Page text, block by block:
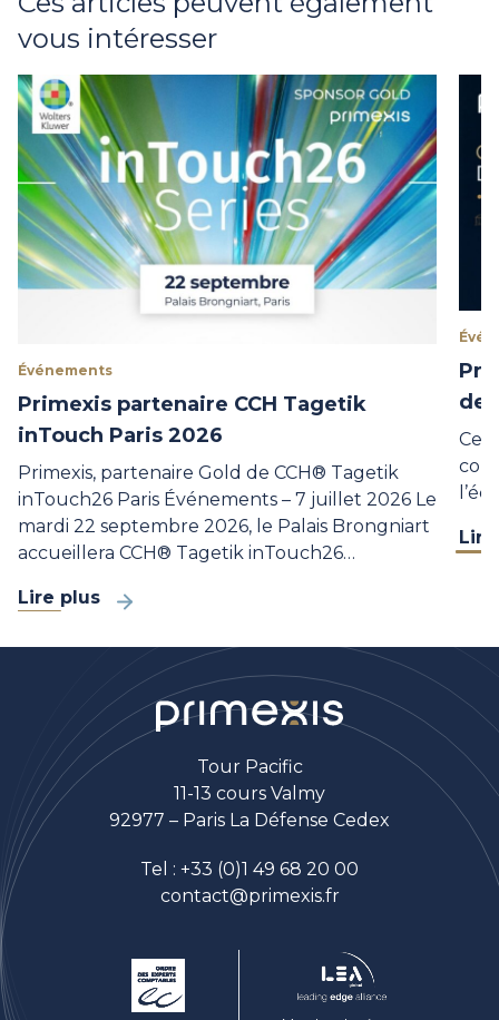
vous intéresser
Événements
Primexis partenaire CCH Tagetik
inTouch Paris 2026
Primexis, partenaire Gold de CCH® Tagetik
inTouch26 Paris Événements – 7 juillet 2026 Le
mardi 22 septembre 2026, le Palais Brongniart
accueillera CCH® Tagetik inTouch26…
Lire plus
de
Ce
Tour Pacific
11-13 cours Valmy
92977 – Paris La Défense Cedex
Tel : +33 (0)1 49 68 20 00
contact@primexis.fr